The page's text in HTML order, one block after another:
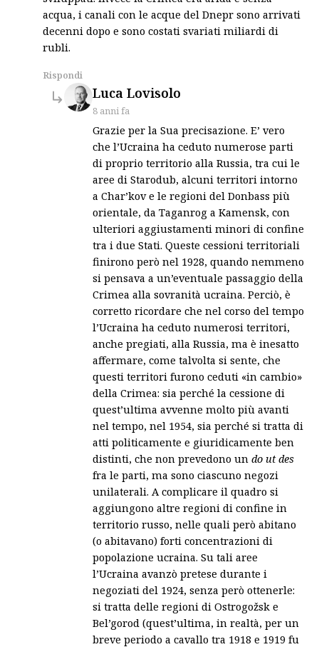
acqua, i canali con le acque del Dnepr sono arrivati
decenni dopo e sono costati svariati miliardi di
rubli.
Rispondi
Luca Lovisolo
8 anni fa
Grazie per la Sua precisazione. E’ vero
che l’Ucraina ha ceduto numerose parti
di proprio territorio alla Russia, tra cui le
aree di Starodub, alcuni territori intorno
a Char’kov e le regioni del Donbass più
orientale, da Taganrog a Kamensk, con
ulteriori aggiustamenti minori di confine
tra i due Stati. Queste cessioni territoriali
finirono però nel 1928, quando nemmeno
si pensava a un’eventuale passaggio della
Crimea alla sovranità ucraina. Perciò, è
corretto ricordare che nel corso del tempo
l’Ucraina ha ceduto numerosi territori,
anche pregiati, alla Russia, ma è inesatto
affermare, come talvolta si sente, che
questi territori furono ceduti «in cambio»
della Crimea: sia perché la cessione di
quest’ultima avvenne molto più avanti
nel tempo, nel 1954, sia perché si tratta di
atti politicamente e giuridicamente ben
distinti, che non prevedono un do ut des
fra le parti, ma sono ciascuno negozi
unilaterali. A complicare il quadro si
aggiungono altre regioni di confine in
territorio russo, nelle quali però abitano
(o abitavano) forti concentrazioni di
popolazione ucraina. Su tali aree
l’Ucraina avanzò pretese durante i
negoziati del 1924, senza però ottenerle:
si tratta delle regioni di Ostrogožsk e
Bel’gorod (quest’ultima, in realtà, per un
breve periodo a cavallo tra 1918 e 1919 fu